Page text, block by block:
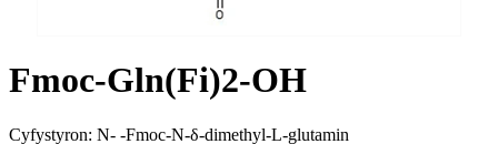
Fmoc-Gln(Fi)2-OH
Cyfystyron: N- -Fmoc-N-δ-dimethyl-L-glutamin